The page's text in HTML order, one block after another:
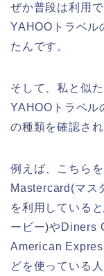
ぜか普段は利用
YAHOOトラベル
たんです。
そして、私と似
YAHOOトラベル
の種類を確認さ
例えば、こちら
Mastercard(マス
を利用している
ービー)やDiners
American
どを使っている